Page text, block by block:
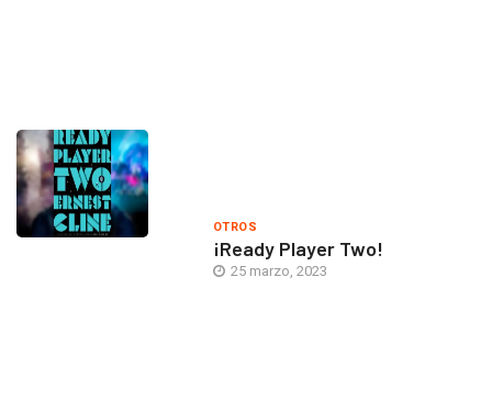
OTROS
¡Ready Player Two!
25 marzo, 2023